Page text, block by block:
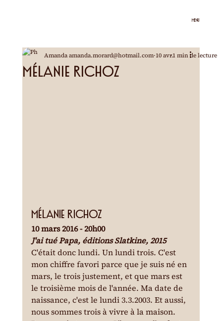
MENU
Mélanie Richoz
Amanda amanda.morard@hotmail.com 10 avr.1 min de lecture
Mélanie Richoz
10 mars 2016 - 20h00
J'ai tué Papa, éditions Slatkine, 2015
C'était donc lundi. Un lundi trois. C'est
mon chiffre favori parce que je suis né en
mars, le trois justement, et que mars est
le troisième mois de l'année. Ma date de
naissance, c'est le lundi 3.3.2003. Et aussi,
nous sommes trois à vivre à la maison.